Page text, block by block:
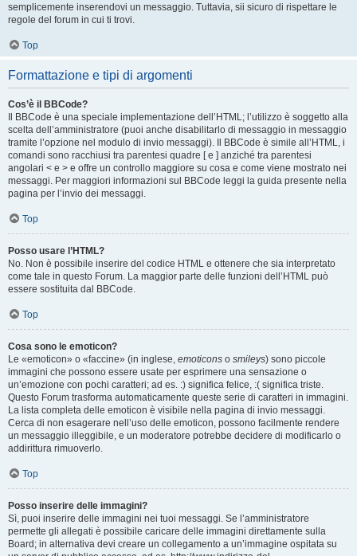
semplicemente inserendovi un messaggio. Tuttavia, sii sicuro di rispettare le
regole del forum in cui ti trovi.
Top
Formattazione e tipi di argomenti
Cos’è il BBCode?
Il BBCode è una speciale implementazione dell’HTML; l’utilizzo è soggetto alla
scelta dell’amministratore (puoi anche disabilitarlo di messaggio in messaggio
tramite l’opzione nel modulo di invio messaggi). Il BBCode è simile all’HTML, i
comandi sono racchiusi tra parentesi quadre [ e ] anziché tra parentesi
angolari < e > e offre un controllo maggiore su cosa e come viene mostrato nei
messaggi. Per maggiori informazioni sul BBCode leggi la guida presente nella
pagina per l’invio dei messaggi.
Top
Posso usare l’HTML?
No. Non è possibile inserire del codice HTML e ottenere che sia interpretato
come tale in questo Forum. La maggior parte delle funzioni dell’HTML può
essere sostituita dal BBCode.
Top
Cosa sono le emoticon?
Le «emoticon» o «faccine» (in inglese, emoticons o smileys) sono piccole
immagini che possono essere usate per esprimere una sensazione o
un’emozione con pochi caratteri; ad es. :) significa felice, :( significa triste.
Questo Forum trasforma automaticamente queste serie di caratteri in immagini.
La lista completa delle emoticon è visibile nella pagina di invio messaggi.
Cerca di non esagerare nell’uso delle emoticon, possono facilmente rendere
un messaggio illeggibile, e un moderatore potrebbe decidere di modificarlo o
addirittura rimuoverlo.
Top
Posso inserire delle immagini?
Sì, puoi inserire delle immagini nei tuoi messaggi. Se l’amministratore
permette gli allegati è possibile caricare delle immagini direttamente sulla
Board; in alternativa devi creare un collegamento a un’immagine ospitata su